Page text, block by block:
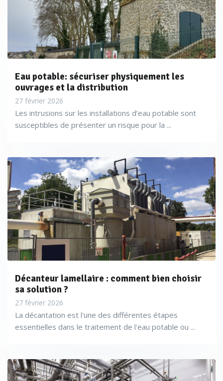
Eau potable: sécuriser physiquement les
ouvrages et la distribution
27 février 2026
Les intrusions sur les installations d’eau potable sont
susceptibles de présenter un risque pour la ...
Décanteur lamellaire : comment bien choisir
sa solution ?
27 février 2026
La décantation est l'une des différentes étapes
essentielles dans le traitement de l'eau potable ou ...